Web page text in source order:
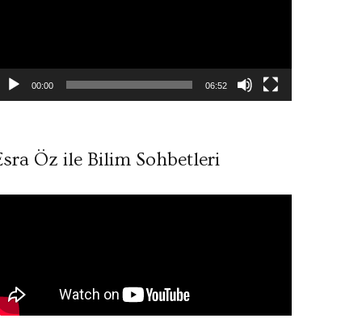
00:00 06:52
Öz ile Bilim Sohbetleri